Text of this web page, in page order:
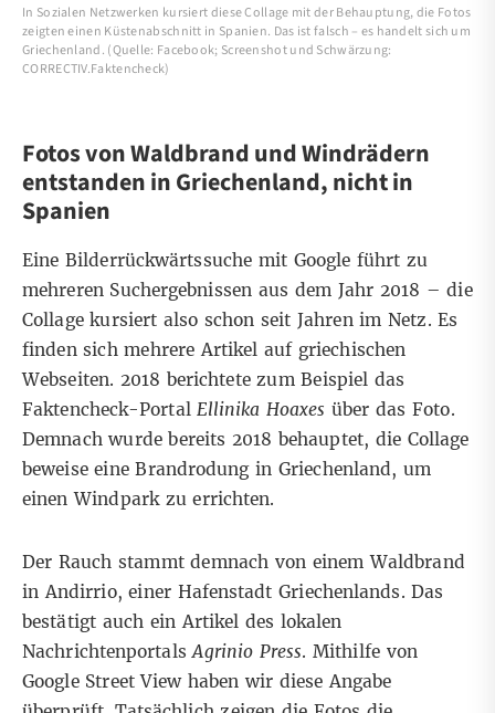
In Sozialen Netzwerken kursiert diese Collage mit der Behauptung, die Fotos
zeigten einen Küstenabschnitt in Spanien. Das ist falsch – es handelt sich um
Griechenland. (Quelle: Facebook; Screenshot und Schwärzung:
CORRECTIV.Faktencheck)
Fotos von Waldbrand und Windrädern
entstanden in Griechenland, nicht in
Spanien
Eine Bilderrückwärtssuche mit Google führt zu
mehreren Suchergebnissen aus dem Jahr 2018 – die
Collage kursiert also schon seit Jahren im Netz. Es
finden sich mehrere Artikel auf griechischen
Webseiten. 2018 berichtete zum Beispiel das
Faktencheck-PortalEllinika Hoaxes über das Foto.
Demnach wurde bereits 2018 behauptet, die Collage
beweise eine Brandrodung in Griechenland, um
einen Windpark zu errichten.
Der Rauch stammt demnach von einem Waldbrand
in Andirrio, einer Hafenstadt Griechenlands. Das
bestätigt auch ein Artikel des lokalen
NachrichtenportalsAgrinio Press. Mithilfe von
Google Street Viewhaben wir diese Angabe